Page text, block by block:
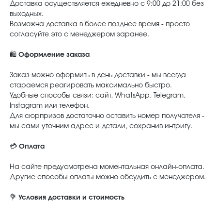
Доставка осуществляется ежедневно с 9:00 до 21:00 без
выходных.
Возможна доставка в более позднее время - просто
согласуйте это с менеджером заранее.
🛍️ Оформление заказа
Заказ можно оформить в день доставки - мы всегда
стараемся реагировать максимально быстро.
Удобные способы связи: сайт, WhatsApp, Telegram,
Instagram или телефон.
Для сюрпризов достаточно оставить номер получателя -
мы сами уточним адрес и детали, сохранив интригу.
💳 Оплата
На сайте предусмотрена моментальная онлайн-оплата.
Другие способы оплаты можно обсудить с менеджером.
💐 Условия доставки и стоимость